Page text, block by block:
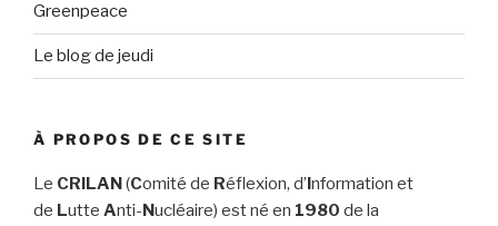
Greenpeace
Le blog de jeudi
À PROPOS DE CE SITE
Le CRILAN(Comité de Réflexion, d’Information et
de Lutte Anti-Nucléaire) est né en 1980 de la